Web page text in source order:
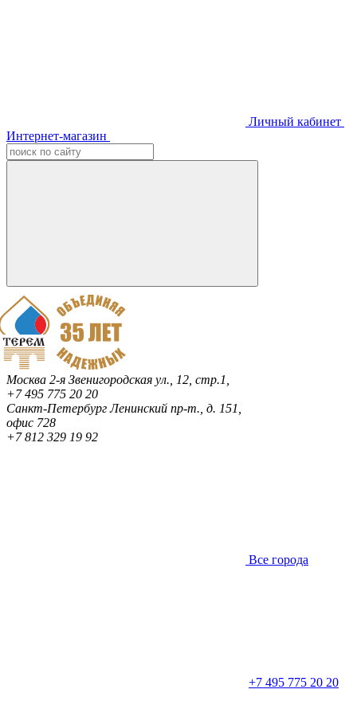
Личный кабинет
Интернет-магазин
Москва 2-я Звенигородская ул., 12, стр.1,
+7 495 775 20 20
Санкт-ПетербургЛенинский пр-т., д. 151,
офис 728
+7 812 329 19 92
Все города
+7 495 775 20 20